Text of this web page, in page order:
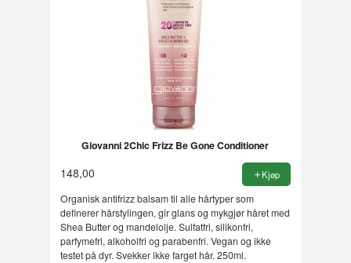
Giovanni 2Chic Frizz Be Gone Conditioner
148,00 Kjøp
Organisk antifrizz balsam til alle hårtyper som
definerer hårstylingen, gir glans og mykgjør håret med
Shea Butter og mandelolje. Sulfatfri, silikonfri,
parfymefri, alkoholfri og parabenfri. Vegan og ikke
testet på dyr. Svekker ikke farget hår. 250ml.